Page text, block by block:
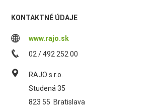
KONTAKTNÉ ÚDAJE
www.rajo.sk
02 / 492 252 00
RAJO s.r.o.
Studená 35
823 55 Bratislava